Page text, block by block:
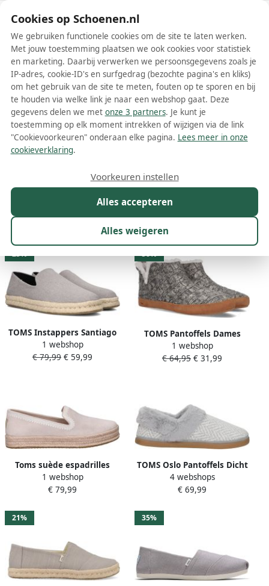
Schoenen.nl
Wis filters Alle filters
Grijze TOMS damesschoenen
Meer lezen
Kleur 1
44 resultaten:
25%
TOMS Instappers Santiago
Maat: 44 Materiaal: Canvas
Kleur: Grijs
1 webshop
€ 79,99 € 59,99
50%
TOMS Pantoffels Dames
Lola Maat: 38 39 Materiaal:
Textiel Kleur: Grijs
1 webshop
€ 64,95 € 31,99
Toms suède espadrilles
lichtgrijs
1 webshop
€ 79,99
TOMS Oslo Pantoffels Dicht
Grijs
4 webshops
€ 69,99
21% 35%
Cookies op Schoenen.nl
We gebruiken functionele cookies om de site te laten werken.
Met jouw toestemming plaatsen we ook cookies voor statistiek
en marketing. Daarbij verwerken we persoonsgegevens zoals je
IP-adres, cookie-ID's en surfgedrag (bezochte pagina's en kliks)
om het gebruik van de site te meten, fouten op te sporen en bij
te houden via welke link je naar een webshop gaat. Deze
gegevens delen we met onze 3 partners. Je kunt je
toestemming op elk moment intrekken of wijzigen via de link
"Cookievoorkeuren" onderaan elke pagina. Lees meer in onze
cookieverklaring.
Alles accepteren
Alles weigeren
Voorkeuren instellen